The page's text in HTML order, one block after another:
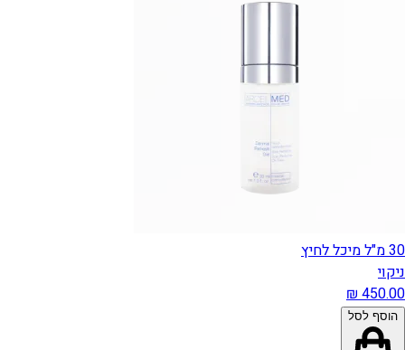
30 מ"ל מיכל לחיץ
ניקוי
הוסף לסל